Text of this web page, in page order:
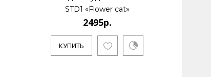
STD1 «Flower cat»
2495р.
КУПИТЬ